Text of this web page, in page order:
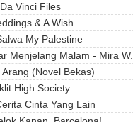
Vinci Files
& A Wish
My Palestine
Menjelang Malam - Mira W.
(Novel Bekas)
High Society
Cinta Yang Lain